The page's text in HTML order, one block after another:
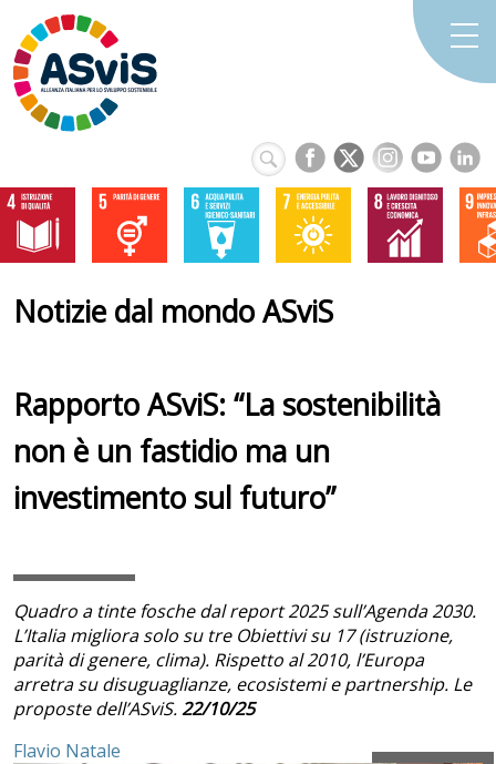
Notizie dal mondo ASviS
Rapporto ASviS: “La sostenibilità
non è un fastidio ma un
investimento sul futuro”
Quadro a tinte fosche dal report 2025 sull’Agenda 2030.
L’Italia migliora solo su tre Obiettivi su 17 (istruzione,
parità di genere, clima). Rispetto al 2010, l’Europa
arretra su disuguaglianze, ecosistemi e partnership. Le
proposte dell’ASviS.22/10/25
Flavio Natale